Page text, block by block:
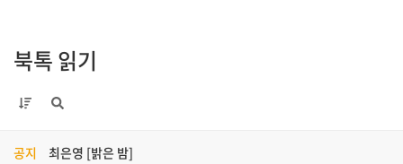
북톡 읽기
공지 최은영 [밝은 밤]